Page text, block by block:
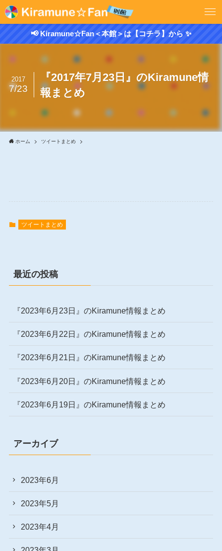
📢 Kiramune☆Fan＜本館＞は【コチラ】から ✨
『2017年7月23日』のKiramune情
報まとめ
2017
7/23
ホーム ツイートまとめ
ツイートまとめ
最近の投稿
『2023年6月23日』のKiramune情報まとめ
『2023年6月22日』のKiramune情報まとめ
『2023年6月21日』のKiramune情報まとめ
『2023年6月20日』のKiramune情報まとめ
『2023年6月19日』のKiramune情報まとめ
アーカイブ
2023年6月
2023年5月
2023年4月